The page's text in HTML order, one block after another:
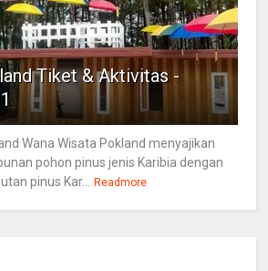
Tiket & Aktivitas -
Wana Wisata Pokland menyajikan
pohon pinus jenis Karibia dengan
pinus Kar...
Readmore